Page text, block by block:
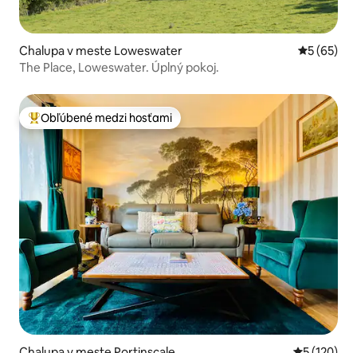
Chalupa v meste Loweswater
5 (65)
The Place, Loweswater. Úplný pokoj.
Najobľúbenejšie medzi hosťami
Obľúbené medzi hosťami